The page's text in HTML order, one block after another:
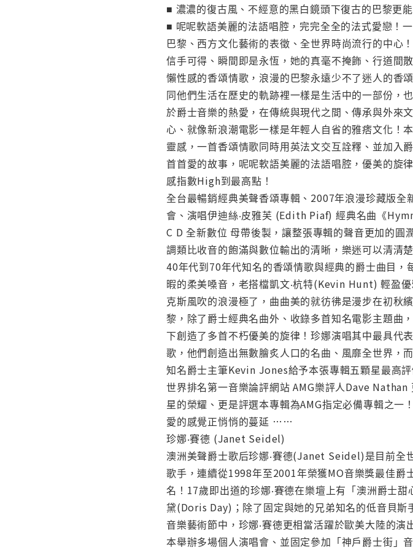
■ 濃濃的復古風、不經意的黑白鏡頭下復古的巴黎更
■ 呢呢軟語美麗的法語唱腔，完完全全的法式愛戀！
巴黎、西方文化藝術的表徵、全世界時尚流行的中心
信手可得、瞬間即是永恆，她的真毫不掩飾、行道間
懶性感的香頌情歌，浪漫的巴黎永遠少不了迷人的香
同他們生活在歷史的軌跡裡一樣是生活中的一部份，
於爵士音樂的熱愛，在傳統與現代之間、傳承與外來
心、就像新浪潮電影一樣是年輕人自省的雅痞文化！
靈感，一首香頌情歌同時用英法文交互詮釋、並加入
首首愛的故事，呢呢軟語美麗的法語唱腔，優美的旋
感指數High到最高點！
全台最暢銷經典美聲香頌專輯、2007年浪漫珍藏版
會、演唱伊迪絲‧皮雅芙 (Edith Piaf) 經典名曲《
C D 全新數位 母帶後製，讓整張專輯的聲音更加的
調類比收音的飽滿與數位輸出的清晰，樂迷可以清清
40年代到70年代知名的香頌情歌與經典的爵士曲目
暇的柔美嗓音，老搭檔凱文‧杭特(Kevin Hunt) 輕盈
克斯風吹的浪漫極了，曲曲美的就彷彿是漫步在初秋
黎，除了爵士經典名曲外、收錄多首知名電影主題曲
下創造了多首不朽優美的旋律！珍娜演唱其中最具
歌，他們創造出無數膾炙人口的名曲、風靡全世界
知名爵士主筆Kevin Jones給予本張專輯五顆星最
世界排名第一音樂論評網站 AMG樂評人Dave
星的榮耀、更是評選本專輯為AMG指定必備專輯之一
愛的感覺正悄悄的蔓延 ……
珍娜‧賽德 (Janet Seidel)
澳洲美聲爵士歌后珍娜‧賽德(Janet Seidel)是目前全
歌手，連續從1998年至2001年榮獲MO音樂獎最佳爵
名！17歲即出道的珍娜‧賽德在樂壇上有「澳洲爵士
黛(Doris Day)；除了固定與她的兄弟知名的低音貝
音樂藝術節中，珍娜‧賽德更相當活躍於歐美大陸的
本舉辦多場個人演唱會、並固定參加「神戶爵士街」